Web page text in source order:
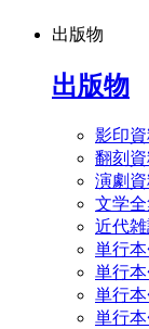
出版物
出版物
影印
翻刻
演劇
文学
近代
単行
単行
単行
単行